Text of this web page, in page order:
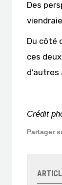
Des
Du côté
ces
Crédit
Partager